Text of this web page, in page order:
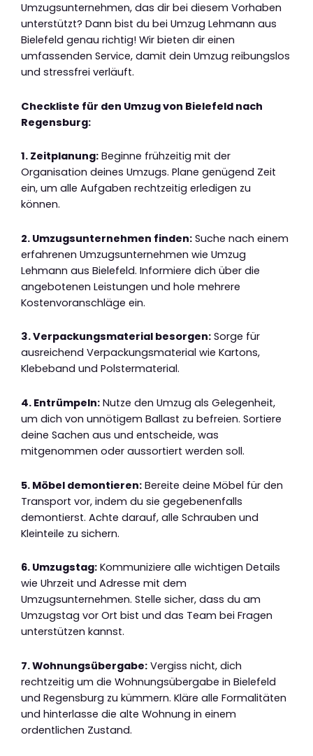
Umzugsunternehmen, das dir bei diesem Vorhaben
unterstützt? Dann bist du bei Umzug Lehmann aus
Bielefeld genau richtig! Wir bieten dir einen
umfassenden Service, damit dein Umzug reibungslos
und stressfrei verläuft.
Checkliste für den Umzug von Bielefeld nach
Regensburg:
1. Zeitplanung: Beginne frühzeitig mit der
Organisation deines Umzugs. Plane genügend Zeit
ein, um alle Aufgaben rechtzeitig erledigen zu
können.
2. Umzugsunternehmen finden: Suche nach einem
erfahrenen Umzugsunternehmen wie Umzug
Lehmann aus Bielefeld. Informiere dich über die
angebotenen Leistungen und hole mehrere
Kostenvoranschläge ein.
3. Verpackungsmaterial besorgen: Sorge für
ausreichend Verpackungsmaterial wie Kartons,
Klebeband und Polstermaterial.
4. Entrümpeln: Nutze den Umzug als Gelegenheit,
um dich von unnötigem Ballast zu befreien. Sortiere
deine Sachen aus und entscheide, was
mitgenommen oder aussortiert werden soll.
5. Möbel demontieren: Bereite deine Möbel für den
Transport vor, indem du sie gegebenenfalls
demontierst. Achte darauf, alle Schrauben und
Kleinteile zu sichern.
6. Umzugstag: Kommuniziere alle wichtigen Details
wie Uhrzeit und Adresse mit dem
Umzugsunternehmen. Stelle sicher, dass du am
Umzugstag vor Ort bist und das Team bei Fragen
unterstützen kannst.
7. Wohnungsübergabe: Vergiss nicht, dich
rechtzeitig um die Wohnungsübergabe in Bielefeld
und Regensburg zu kümmern. Kläre alle Formalitäten
und hinterlasse die alte Wohnung in einem
ordentlichen Zustand.